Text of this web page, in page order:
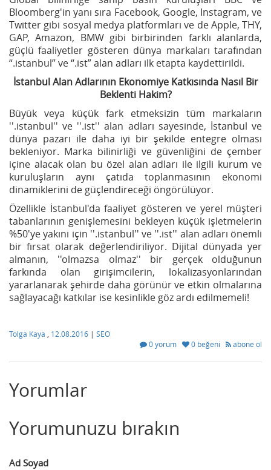
Bloomberg'in yanı sıra Facebook, Google, Instagram, ve
Twitter gibi sosyal medya platformları ve de Apple, THY,
GAP, Amazon, BMW gibi birbirinden farklı alanlarda,
güçlü faaliyetler gösteren dünya markaları tarafından
“.istanbul” ve “.ist” alan adları ilk etapta kaydettirildi.
İstanbul Alan Adlarının Ekonomiye Katkısında Nasıl Bir
Beklenti Hakim?
Büyük veya küçük fark etmeksizin tüm markaların
''.istanbul'' ve ''.ist'' alan adları sayesinde, İstanbul ve
dünya pazarı ile daha iyi bir şekilde entegre olması
bekleniyor. Marka bilinirliği ve güvenliğini de çember
içine alacak olan bu özel alan adları ile ilgili kurum ve
kuruluşların aynı çatıda toplanmasının ekonomi
dinamiklerini de güçlendireceği öngörülüyor.
Özellikle İstanbul'da faaliyet gösteren ve yerel müşteri
tabanlarının genişlemesini bekleyen küçük işletmelerin
%50'ye yakını için ''.istanbul'' ve ''.ist'' alan adları önemli
bir fırsat olarak değerlendiriliyor. Dijital dünyada yer
almanın, ''olmazsa olmaz'' bir gerçek olduğunun
farkında olan girişimcilerin, lokalizasyonlarından
yararlanarak şehirde daha görünür ve etkin olmalarına
sağlayacağı katkılar ise kesinlikle göz ardı edilmemeli!
Tolga Kaya 12.08.2016 | SEO
0 yorum
0 beğeni abone ol
Yorumlar
Yorumunuzu bırakın
Ad Soyad